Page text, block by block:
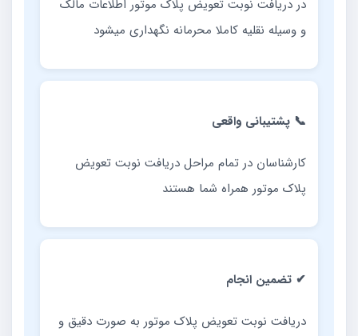
در دریافت نوبت تعویض پلاک موتور اطلاعات مالک
و وسیله نقلیه کاملا محرمانه نگهداری میشود
📞 پشتیبانی واقعی
کارشناسان در تمام مراحل دریافت نوبت تعویض
پلاک موتور همراه شما هستند
✔ تضمین انجام
دریافت نوبت تعویض پلاک موتور به صورت دقیق و